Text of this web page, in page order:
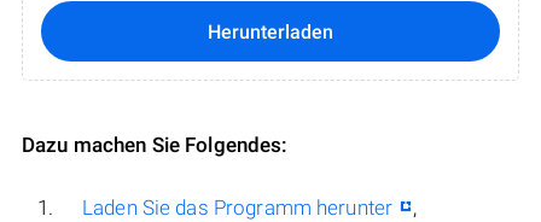
Herunterladen
Dazu machen Sie Folgendes:
Laden Sie das Programm herunter
,